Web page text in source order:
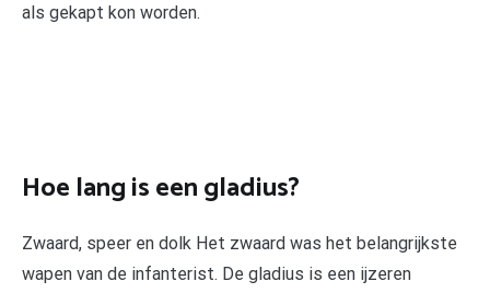
als gekapt kon worden.
Hoe lang is een gladius?
Zwaard, speer en dolk Het zwaard was het belangrijkste
wapen van de infanterist. De gladius is een ijzeren